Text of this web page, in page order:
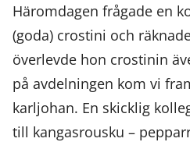
Häromdagen frågade en
(goda) crostini och
överlevde hon crostinin
på avdelningen kom vi
karljohan. En skicklig
till kangasrousku –